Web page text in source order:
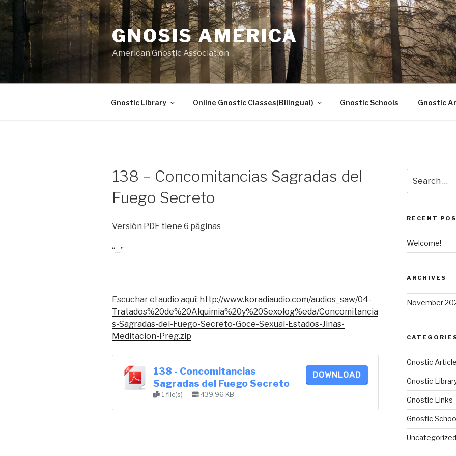
Skip
to
content
GNOSIS AMERICA
American Gnostic Association
Gnostic Library Online Gnostic Classes(Bilingual) Gnostic Schools Gnostic
138 – Concomitancias Sagradas del
Fuego Secreto
Versión PDF tiene 6 páginas
“…”
Escuchar el audio aquí: http://www.koradiaudio.com/audios_saw/04-
Tratados%20de%20Alquimia%20y%20Sexolog%eda/Concomitancia
s-Sagradas-del-Fuego-Secreto-Goce-Sexual-Estados-Jinas-
Meditacion-Preg.zip
138 - Concomitancias
Sagradas del Fuego Secreto
1 file(s) 439.96 KB
DOWNLOAD
for:
RECENT
Welcome!
ARCHIVES
November
Gnostic
Gnostic
Gnostic Links
Gnostic
Uncategorized